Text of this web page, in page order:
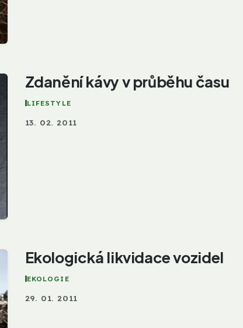
Zdanění kávy v průběhu času
LIFESTYLE
13. 02. 2011
Ekologická likvidace vozidel
EKOLOGIE
29. 01. 2011